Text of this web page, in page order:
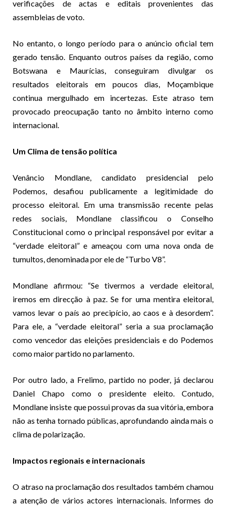
verificações de actas e editais provenientes das
assembleias de voto.
No entanto, o longo período para o anúncio oficial tem
gerado tensão. Enquanto outros países da região, como
Botswana e Maurícias, conseguiram divulgar os
resultados eleitorais em poucos dias, Moçambique
continua mergulhado em incertezas. Este atraso tem
provocado preocupação tanto no âmbito interno como
internacional.
Um Clima de tensão política
Venâncio Mondlane, candidato presidencial pelo
Podemos, desafiou publicamente a legitimidade do
processo eleitoral. Em uma transmissão recente pelas
redes sociais, Mondlane classificou o Conselho
Constitucional como o principal responsável por evitar a
“verdade eleitoral” e ameaçou com uma nova onda de
tumultos, denominada por ele de “Turbo V8”.
Mondlane afirmou: “Se tivermos a verdade eleitoral,
iremos em direcção à paz. Se for uma mentira eleitoral,
vamos levar o país ao precipício, ao caos e à desordem”.
Para ele, a “verdade eleitoral” seria a sua proclamação
como vencedor das eleições presidenciais e do Podemos
como maior partido no parlamento.
Por outro lado, a Frelimo, partido no poder, já declarou
Daniel Chapo como o presidente eleito. Contudo,
Mondlane insiste que possui provas da sua vitória, embora
não as tenha tornado públicas, aprofundando ainda mais o
clima de polarização.
Impactos regionais e internacionais
O atraso na proclamação dos resultados também chamou
a atenção de vários actores internacionais. Informes do